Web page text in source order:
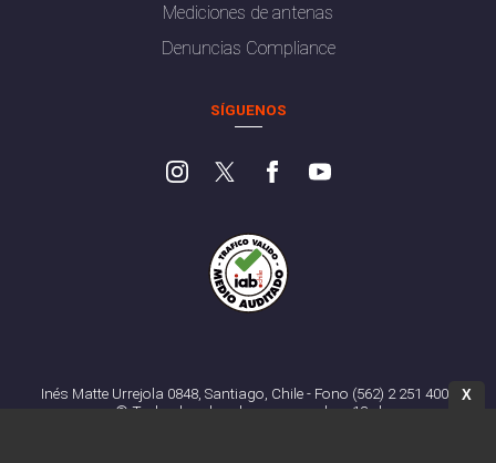
Mediciones de antenas
Denuncias Compliance
SÍGUENOS
Inés Matte Urrejola 0848, Santiago, Chile - Fono (562) 2 251 4000
© Todos los derechos reservados. 13.cl
X